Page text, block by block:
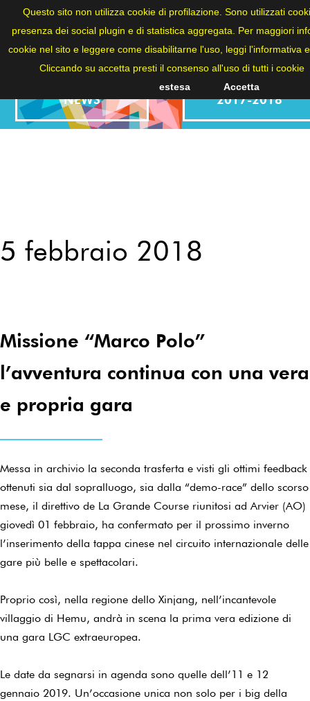
ITA
NEWS 2017-2018
5 febbraio 2018
Missione “Marco Polo”
l’avventura continua con una vera
e propria gara
Messa in archivio la seconda trasferta e visti gli ottimi feedback
ottenuti sia dal sopralluogo, sia dalla “demo-race” dello scorso
mese, il direttivo de La Grande Course riunitosi ad Arvier (AO)
giovedì 01 febbraio, ha confermato per il prossimo inverno
l’inserimento della tappa cinese nel circuito internazionale delle
gare più belle e spettacolari.
Proprio così, nella regione dello Xinjang, nell’incantevole
villaggio di Hemu, andrà in scena la prima vera edizione di
una gara LGC extraeuropea.
Le date da segnarsi in agenda sono quelle dell’11 e 12
gennaio 2019. Un’occasione unica non solo per i big della
Questo sito non utilizza cookie di profilazione. Sono utilizzati
presenza dei social plugin e di statistica aggregata. Per maggiori
cookie nel sito e leggere come disabilitarne l'uso, leggi l'informativa
Cliccando su accetta presti il consenso all'uso di tutti i cookie
estesa
Accetta